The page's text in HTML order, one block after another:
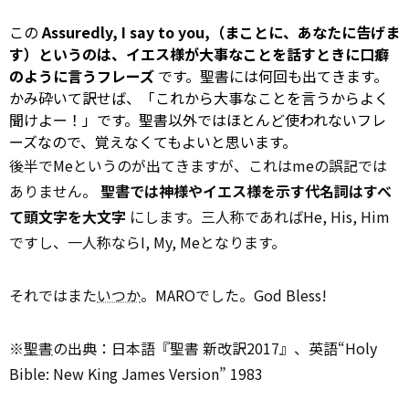
このAssuredly, I say toyou,（まことに、あなたに告げま
す）というのは、イエス様が大事なことを話すときに口癖
のように言うフレーズ です。聖書には何回も出てきます。
かみ砕いて訳せば、「これから大事なことを言うからよく
聞けよー！」です。聖書以外ではほとんど使われないフレ
ーズなので、覚えなくてもよいと思います。
後半でMeというのが出てきますが、これはmeの誤記では
ありません。 聖書では神様やイエス様を示す代名詞はすべ
て頭文字を大文字 にします。三人称であればHe, His, Him
ですし、一人称ならI, My, Meとなります。
それではまたいつか。MAROでした。God Bless!
※聖書の出典：日本語『聖書 新改訳2017』、英語“Holy
Bible: New King James Version” 1983